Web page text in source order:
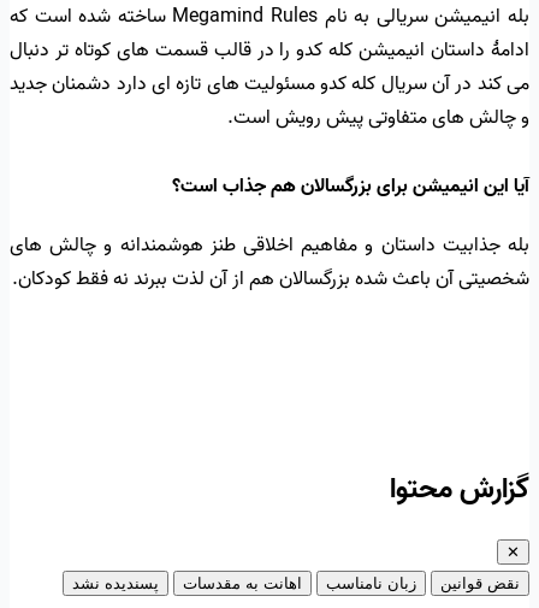
بله انیمیشن سریالی به نام Megamind Rules ساخته شده است که
ادامهٔ داستان انیمیشن کله کدو را در قالب قسمت های کوتاه تر دنبال
می کند در آن سریال کله کدو مسئولیت های تازه ای دارد دشمنان جدید
و چالش های متفاوتی پیش رویش است.
آیا این انیمیشن برای بزرگسالان هم جذاب است؟
بله جذابیت داستان و مفاهیم اخلاقی طنز هوشمندانه و چالش های
شخصیتی آن باعث شده بزرگسالان هم از آن لذت ببرند نه فقط کودکان.
گزارش محتوا
✕
نقض قوانین
زبان نامناسب اهانت به مقدسات پسندیده نشد